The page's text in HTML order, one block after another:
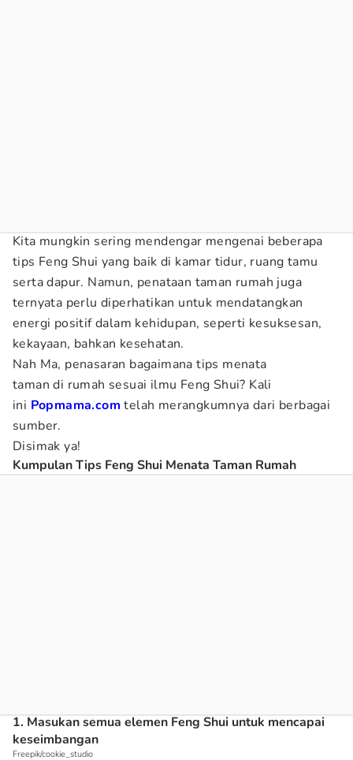
Kita mungkin sering mendengar mengenai beberapa
tips Feng Shui yang baik di kamar tidur, ruang tamu
serta dapur. Namun, penataan taman rumah juga
ternyata perlu diperhatikan untuk mendatangkan
energi positif dalam kehidupan, seperti kesuksesan,
kekayaan, bahkan kesehatan.
Nah Ma, penasaran bagaimana tips menata
taman di rumah sesuai ilmu Feng Shui? Kali
ini Popmama.com telah merangkumnya dari berbagai
sumber.
Disimak ya!
Kumpulan Tips Feng Shui Menata Taman Rumah
1. Masukan semua elemen Feng Shui untuk mencapai
keseimbangan
Freepik/cookie_studio